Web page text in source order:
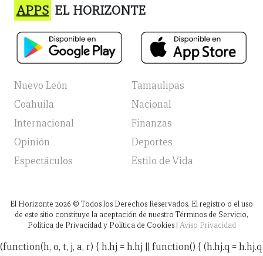
APPS EL HORIZONTE
Nuevo León
Tamaulipas
Coahuila
Nacional
Internacional
Finanzas
Opinión
Deportes
Espectáculos
Estilo de Vida
El Horizonte 2026 © Todos los Derechos Reservados. El registro o el uso
de este sitio constituye la aceptación de nuestro Términos de Servicio,
Política de Privacidad y Política de Cookies | Aviso Privacidad
(function(h, o, t, j, a, r) { h.hj = h.hj || function() { (h.hj.q = h.hj.q